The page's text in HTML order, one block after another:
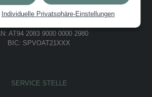
T: +43 3142 22170
F: +43 3142 22170-228
AT94 2083 9000 0000 2980
BIC: SPVOAT21XXX
SERVICE STELLE
Individuelle Privatsphäre-Einstellungen